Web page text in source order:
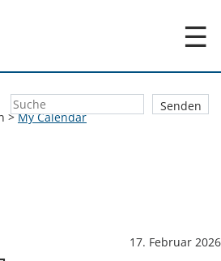
☰
>My Calendar
17. Februar 2026